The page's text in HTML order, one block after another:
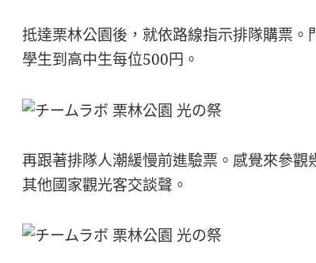
抵達栗林公園後，就依路線指示排隊購票
學生到高中生每位500円。
再跟著排隊人潮緩慢前進驗票。感覺來參
其他國家觀光客交談聲。